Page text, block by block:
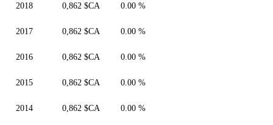
2018 0,862 $CA 0.00 %
2017 0,862 $CA 0.00 %
2016 0,862 $CA 0.00 %
2015 0,862 $CA 0.00 %
2014 0,862 $CA 0.00 %